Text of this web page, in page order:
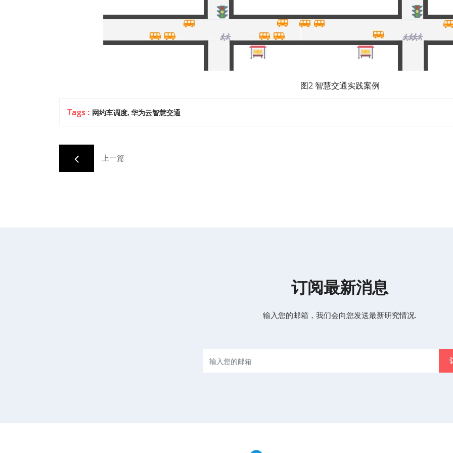
图2 智慧交通实践案例
Tags : 网约车调度, 华为云智慧交通
上一篇
订阅最新消息
输入您的邮箱，我们会向您发送最新研究情况.